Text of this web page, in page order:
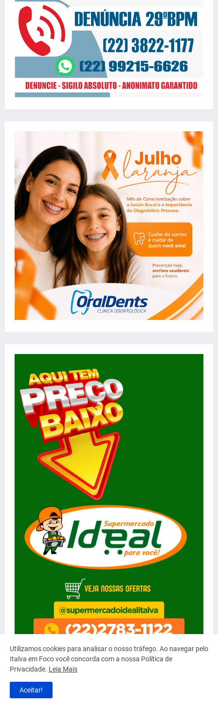
Utilizamos cookies para analisar o nosso tráfego. Ao navegar pelo
Italva em Foco você concorda com a nossa Política de
Privacidade. Leia Mais
Aceitar!